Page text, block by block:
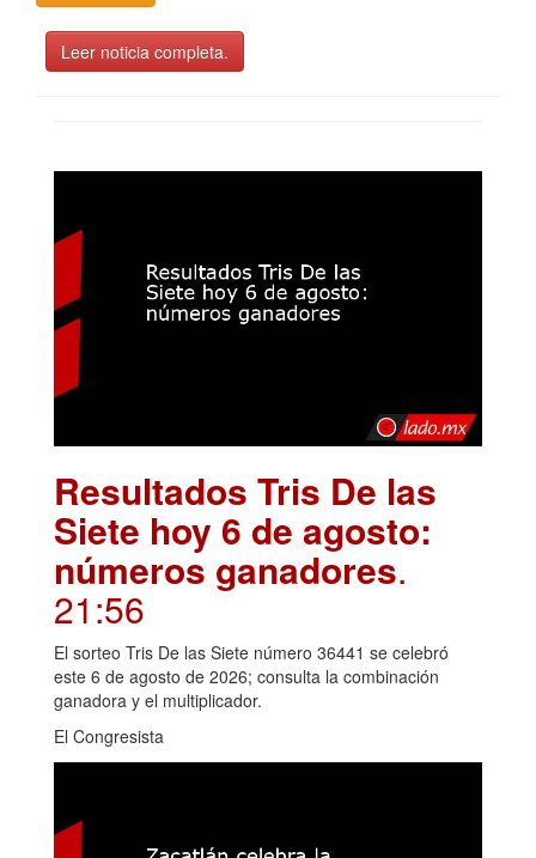
Leer noticia completa.
Resultados Tris De las
Siete hoy 6 de agosto:
números ganadores.
21:56
El sorteo Tris De las Siete número 36441 se celebró
este 6 de agosto de 2026; consulta la combinación
ganadora y el multiplicador.
El Congresista